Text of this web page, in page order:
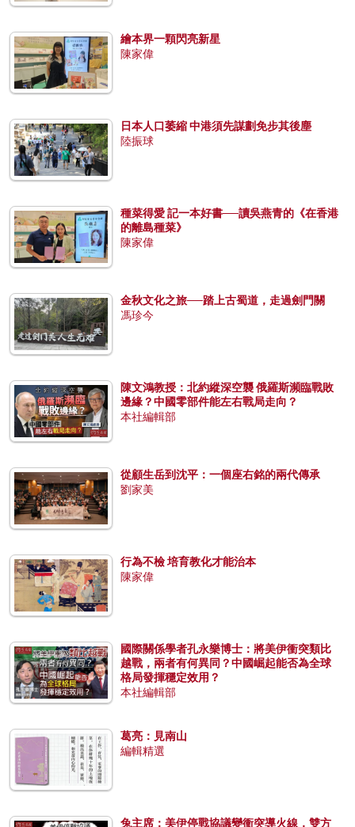
繪本界一顆閃亮新星
陳家偉
日本人口萎縮 中港須先謀劃免步其後塵
陸振球
種菜得愛 記一本好書──讀吳燕青的《在香港
的離島種菜》
陳家偉
金秋文化之旅──踏上古蜀道，走過劍門關
馮珍今
陳文鴻教授：北約縱深空襲 俄羅斯瀕臨戰敗
邊緣？中國零部件能左右戰局走向？
本社編輯部
從顧生岳到沈平：一個座右銘的兩代傳承
劉家美
行為不檢 培育教化才能治本
陳家偉
國際關係學者孔永樂博士：將美伊衝突類比
越戰，兩者有何異同？中國崛起能否為全球
格局發揮穩定效用？
本社編輯部
葛亮：見南山
編輯精選
兔主席：美伊停戰協議變衝突導火線，雙方